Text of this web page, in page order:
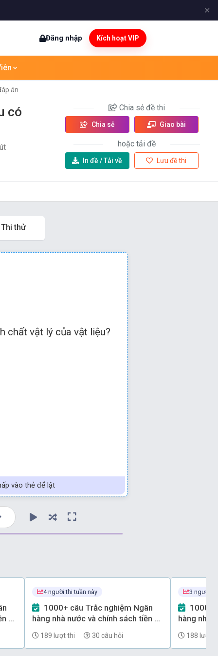
✕
Đăng nhập Kích hoạt VIP
án
có
Chia sẻ đề thi
Chia sẻ Giao bài
hoặc tải đề
In đề /Tải về Lưu đề thi
Thi thử
chất vật lý của vật liệu?
vào thẻ để lật
tệ
4 người thi tuần này
hàng nhà nước và chính sách tiền tệ
189 lượt thi 30 câu hỏi
3 người
hàng nhà
188 lượt